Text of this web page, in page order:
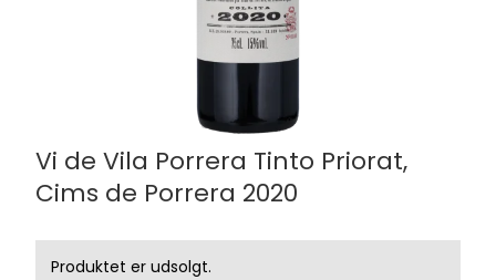
Vi de Vila Porrera Tinto Priorat,
Cims de Porrera 2020
Produktet er udsolgt.